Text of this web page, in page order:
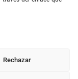
Rechazar